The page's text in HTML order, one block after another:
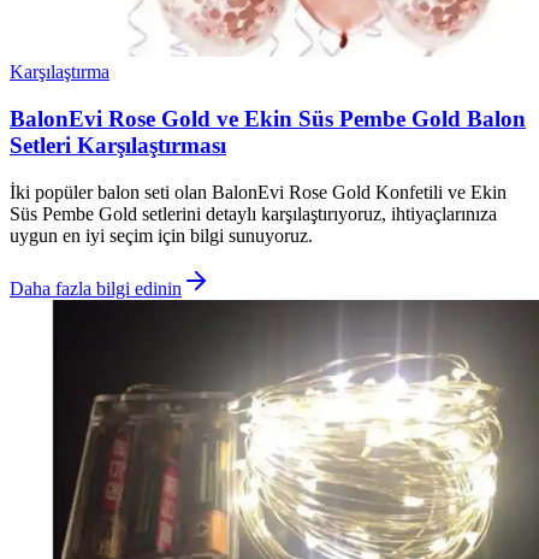
Karşılaştırma
BalonEvi Rose Gold ve Ekin Süs Pembe Gold Balon
Setleri Karşılaştırması
İki popüler balon seti olan BalonEvi Rose Gold Konfetili ve Ekin
Süs Pembe Gold setlerini detaylı karşılaştırıyoruz, ihtiyaçlarınıza
uygun en iyi seçim için bilgi sunuyoruz.
Daha fazla bilgi edinin